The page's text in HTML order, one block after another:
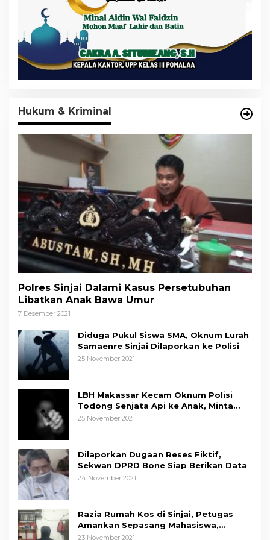
Hukum & Kriminal
Polres Sinjai Dalami Kasus Persetubuhan
Libatkan Anak Bawa Umur
7 Desember 2021
Diduga Pukul Siswa SMA, Oknum Lurah
Samaenre Sinjai Dilaporkan ke Polisi
25 November 2021
LBH Makassar Kecam Oknum Polisi
Todong Senjata Api ke Anak, Minta
Kapolda Sulsel Tindak Tegas
25 November 2021
Dilaporkan Dugaan Reses Fiktif,
Sekwan DPRD Bone Siap Berikan Data
24 November 2021
Razia Rumah Kos di Sinjai, Petugas
Amankan Sepasang Mahasiswa,
Mengaku Berpacaran
23 November 2021